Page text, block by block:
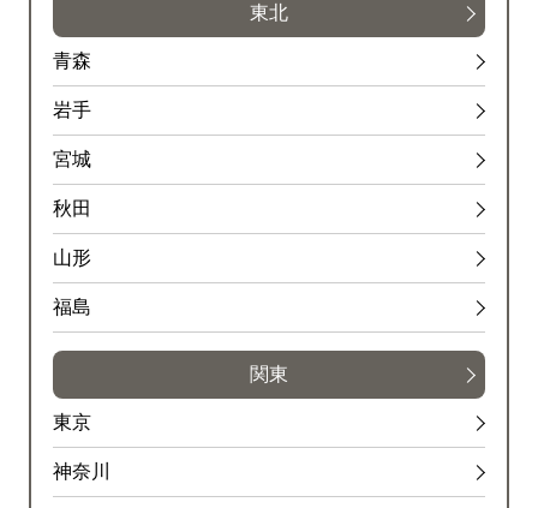
東北
青森
岩手
宮城
秋田
山形
福島
関東
東京
神奈川